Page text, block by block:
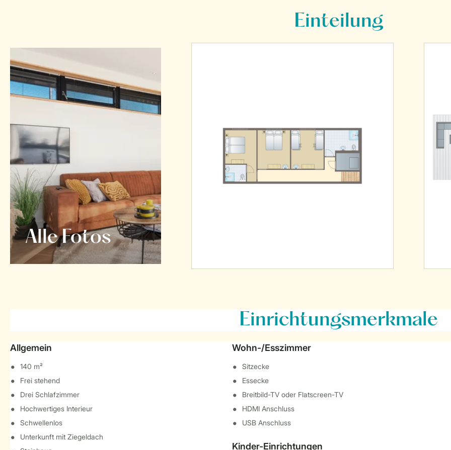
Einteilung
Alle Fotos
Einrichtungsmerkmale
Allgemein
140 m²
Frei stehend
Drei Schlafzimmer
Hochwertiges Interieur
Schwellenlos
Unterkunft mit Ziegeldach
Wohn-/Esszimmer
Sitzecke
Essecke
Breitbild-TV oder Flatscreen-TV
HDMI Anschluss
USB Anschluss
Kinder-Einrichtungen